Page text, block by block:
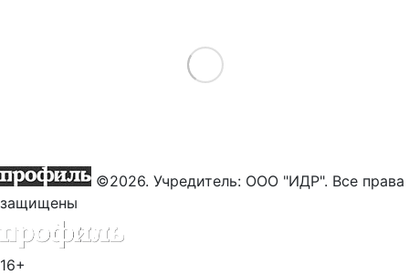
Load More
©2026. Учредитель: ООО "ИДР". Все права
защищены
16+